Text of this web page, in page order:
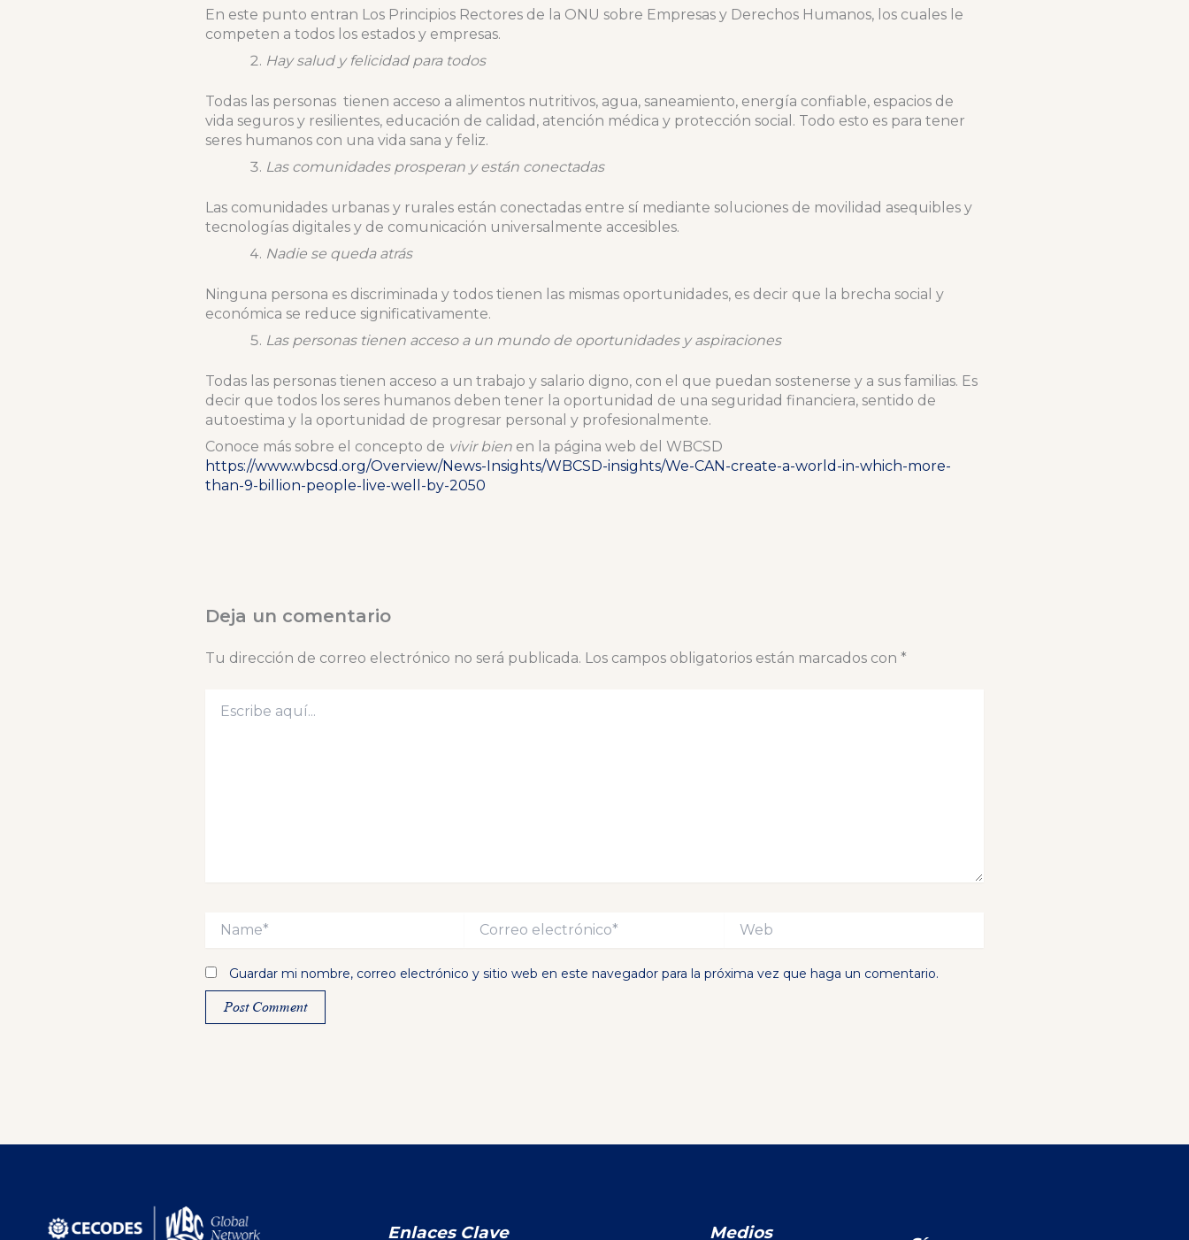
En este punto entran Los Principios Rectores de la ONU sobre Empresas y Derechos Humanos, los cuales le
competen a todos los estados y empresas.
Hay salud y felicidad para todos
Todas las personas tienen acceso a alimentos nutritivos, agua, saneamiento, energía confiable, espacios de
vida seguros y resilientes, educación de calidad, atención médica y protección social. Todo esto es para tener
seres humanos con una vida sana y feliz.
Las comunidades prosperan y están conectadas
Las comunidades urbanas y rurales están conectadas entre sí mediante soluciones de movilidad asequibles y
tecnologías digitales y de comunicación universalmente accesibles.
Nadie se queda atrás
Ninguna persona es discriminada y todos tienen las mismas oportunidades, es decir que la brecha social y
económica se reduce significativamente.
Las personas tienen acceso a un mundo de oportunidades y aspiraciones
Todas las personas tienen acceso a un trabajo y salario digno, con el que puedan sostenerse y a sus familias. Es
decir que todos los seres humanos deben tener la oportunidad de una seguridad financiera, sentido de
autoestima y la oportunidad de progresar personal y profesionalmente.
Conoce más sobre el concepto de vivir bien en la página web del WBCSD
https://www.wbcsd.org/Overview/News-Insights/WBCSD-insights/We-CAN-create-a-world-in-which-more-
than-9-billion-people-live-well-by-2050
Deja un comentario
Tu dirección de correo electrónico no será publicada. Los campos obligatorios están marcados con *
aquí...
Name*
Correo
electrónico*
Web
Guardar mi nombre, correo electrónico y sitio web en este navegador para la próxima vez que haga un comentario.
Enlaces Clave Medios